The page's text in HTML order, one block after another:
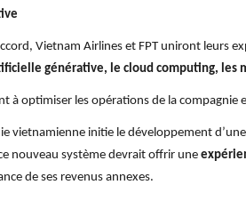
Vietnam Airlines et FPT uniront leurs
générative, le cloud computing, les
à optimiser les opérations de la
vietnamienne initie le développement
nouveau système devrait offrir une
de ses revenus annexes.